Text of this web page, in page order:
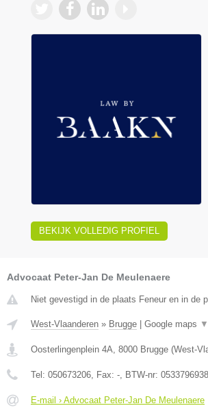
BEKIJK VOLLEDIG PROFIEL
Advocaat Peter-Jan De Meulenaere
Niet gevestigd in de plaats Feneur en in de
West-Vlaanderen » Brugge Google maps ▼
Oosterlingenplein 4A 8000 Brugge (West-
Tel: 050673206 , Fax: - , BTW-nr: 0533796938
E-mail › Advocaat Peter-Jan De Meulenaere